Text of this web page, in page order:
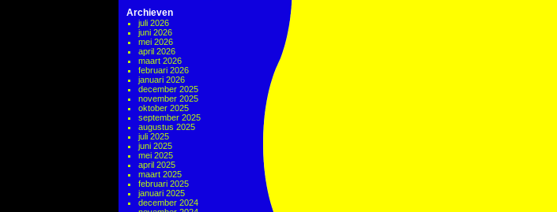
Archieven
juli 2026
juni 2026
mei 2026
april 2026
maart 2026
februari 2026
januari 2026
december 2025
november 2025
oktober 2025
september 2025
augustus 2025
juli 2025
juni 2025
mei 2025
april 2025
maart 2025
februari 2025
januari 2025
december 2024